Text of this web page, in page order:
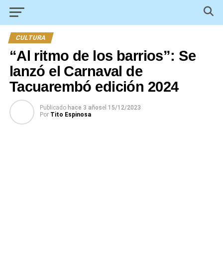
CULTURA
“Al ritmo de los barrios”: Se
lanzó el Carnaval de
Tacuarembó edición 2024
Publicado hace 3 añosel 15/12/2023
Por Tito Espinosa